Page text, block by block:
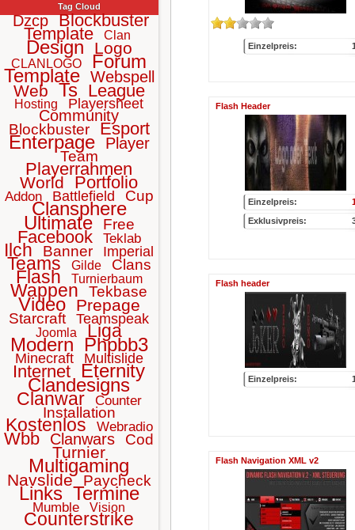
Tag Cloud
Dzcp Blockbuster
Template Clan
Design Logo
CLANLOGO Forum
Template Webspell
Web Ts League
Hosting Playersheet
Community
Blockbuster Esport
Enterpage Player
Team
Playerrahmen
World Portfolio
Addon Battlefield Cup
Clansphere
Ultimate Free
Facebook Teklab
Ilch Banner Imperial
Teams Gilde Clans
Flash Turnierbaum
Wappen Tekbase
Video Prepage
Starcraft Teamspeak
Joomla Liga
Modern Phpbb3
Minecraft Multislide
Internet Eternity
Clandesigns
Clanwar Counter
Installation
Kostenlos Webradio
Wbb Clanwars Cod
Turnier
Multigaming
Navslide Paycheck
Links Termine
Mumble Vision
Counterstrike
Einzelpreis:
Flash Header
Einzelpreis:
Exklusivpreis:
Flash header
Einzelpreis:
Flash Navigation XML v2